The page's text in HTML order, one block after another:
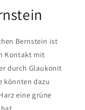
Bernstein ist
Kontakt mit
durch Glaukonit
könnten dazu
eine grüne